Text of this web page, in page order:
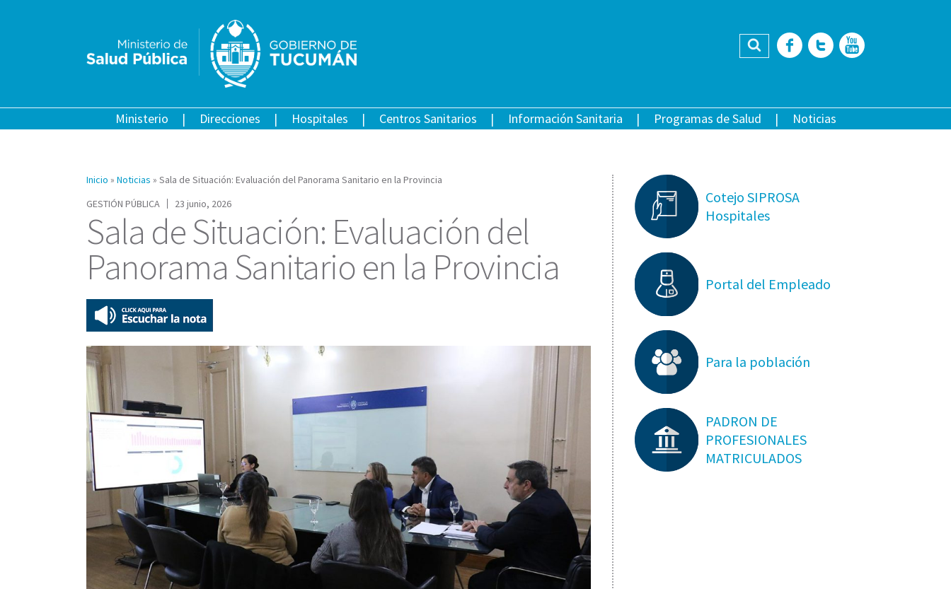
Buscar Facebook
Twitter
Ministerio Direcciones Hospitales Centros Sanitarios Información Sanitaria Programas de Salud Noticias
Inicio » Noticias » Sala de Situación: Evaluación del Panorama Sanitario en la Provincia
GESTIÓN PÚBLICA
23 junio, 2026
Sala de Situación: Evaluación del
Panorama Sanitario en la Provincia
Cotejo SIPROSA
Hospitales
Portal del Empleado
Para la población
PADRON DE
PROFESIONALES
MATRICULADOS